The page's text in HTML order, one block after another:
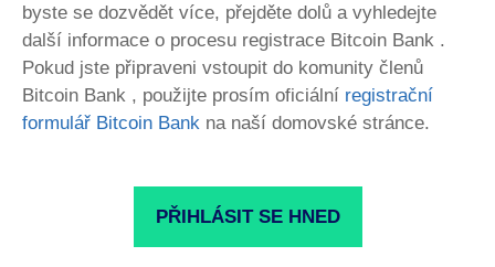
byste se dozvědět více, přejděte dolů a vyhledejte
další informace o procesu registrace Bitcoin Bank .
Pokud jste připraveni vstoupit do komunity členů
Bitcoin Bank , použijte prosím oficiální registrační
formulář Bitcoin Bank na naší domovské stránce.
PŘIHLÁSIT SE HNED